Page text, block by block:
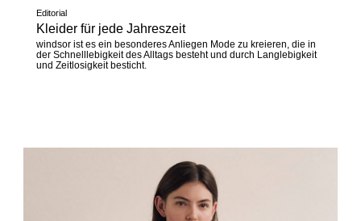
Editorial
Kleider für jede Jahreszeit
windsor ist es ein besonderes Anliegen Mode zu kreieren, die in
der Schnelllebigkeit des Alltags besteht und durch Langlebigkeit
und Zeitlosigkeit besticht.